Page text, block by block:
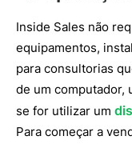
Inside Sales não
equipamentos,
para consultorias
de um computador,
se for utilizar um
Para começar a